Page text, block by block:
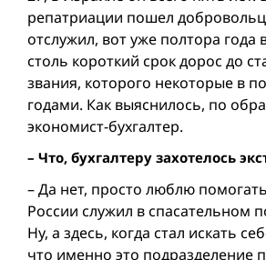
репатриации пошел
отслужил, вот уже полтора года
столь короткий срок дорос до
звания, которого некоторые в
годами. Как выяснилось, по
экономист-бухгалтер.
– Что, бухгалтеру захотелось
– Да нет, просто люблю
России служил в спасательном
Ну, а здесь, когда стал искать
что именно это подразделение